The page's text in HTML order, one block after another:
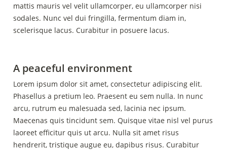
mattis mauris vel velit ullamcorper, eu ullamcorper nisi
sodales. Nunc vel dui fringilla, fermentum diam in,
scelerisque lacus. Curabitur in posuere lacus.
A peaceful environment
Lorem ipsum dolor sit amet, consectetur adipiscing elit.
Phasellus a pretium leo. Praesent eu sem nulla. In nunc
arcu, rutrum eu malesuada sed, lacinia nec ipsum.
Maecenas quis tincidunt sem. Quisque vitae nisl vel purus
laoreet efficitur quis ut arcu. Nulla sit amet risus
hendrerit, tristique augue eu, dapibus risus. Curabitur